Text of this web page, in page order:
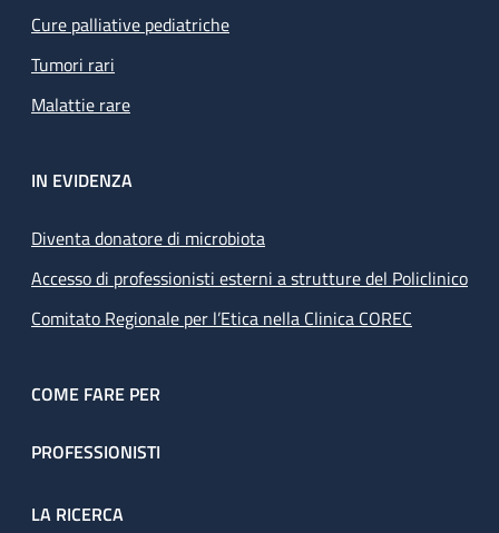
Cure palliative pediatriche
Tumori rari
Malattie rare
IN EVIDENZA
Diventa donatore di microbiota
Accesso di professionisti esterni a strutture del Policlinico
Comitato Regionale per l’Etica nella Clinica COREC
COME FARE PER
PROFESSIONISTI
LA RICERCA